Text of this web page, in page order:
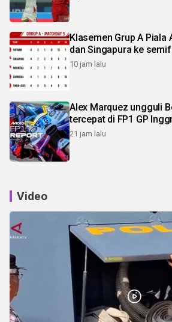
Klasemen Grup A Piala
dan Singapura ke
10 jam lalu
Alex Marquez ungguli
tercepat di FP1 GP
21 jam lalu
Video